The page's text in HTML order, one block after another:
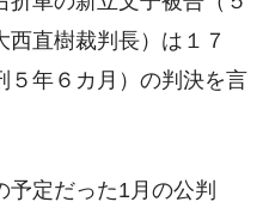
西直樹裁判長）は１７
５年６カ月）の判決を言
定だった1月の公判